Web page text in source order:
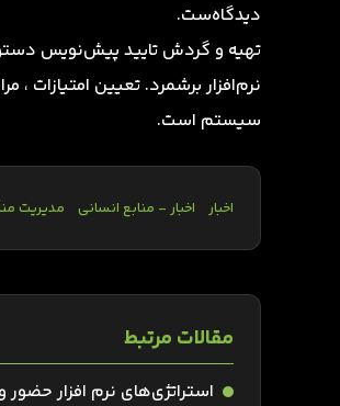
دیدگاه‌ست.
تهیه و گردش تایید پیش‌نویس
نرم‌افزار برشمرد. تعیین امتیازات
سیستم است.
اخبار اخبار - منابع انسانی مدیریت
مقالات مرتبط
استراتژی‌های نرم افزار